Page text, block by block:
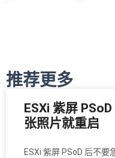
推荐更多
ESXi 紫屏
张照片就重启
ESXi 紫屏 PSoD 后不